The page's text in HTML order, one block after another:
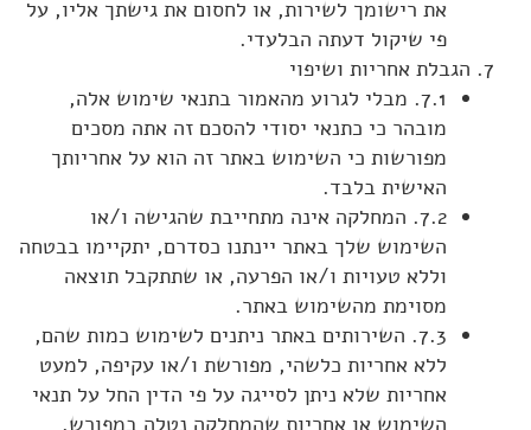
את רישומך לשירות, או לחסום את גישתך אליו, על
פי שיקול דעתה הבלעדי.
הגבלת אחריות ושיפוי
7.1. מבלי לגרוע מהאמור בתנאי שימוש אלה,
מובהר כי כתנאי יסודי להסכם זה אתה מסכים
מפורשות כי השימוש באתר זה הוא על אחריותך
האישית בלבד.
7.2. המחלקה אינה מתחייבת שהגישה ו/או
השימוש שלך באתר יינתנו כסדרם, יתקיימו בבטחה
וללא טעויות ו/או הפרעה, או שתתקבל תוצאה
מסוימת מהשימוש באתר.
7.3. השירותים באתר ניתנים לשימוש כמות שהם,
ללא אחריות כלשהי, מפורשת ו/או עקיפה, למעט
אחריות שלא ניתן לסייגה על פי הדין החל על תנאי
השימוש או אחריות שהמחלקה נטלה במפורש.